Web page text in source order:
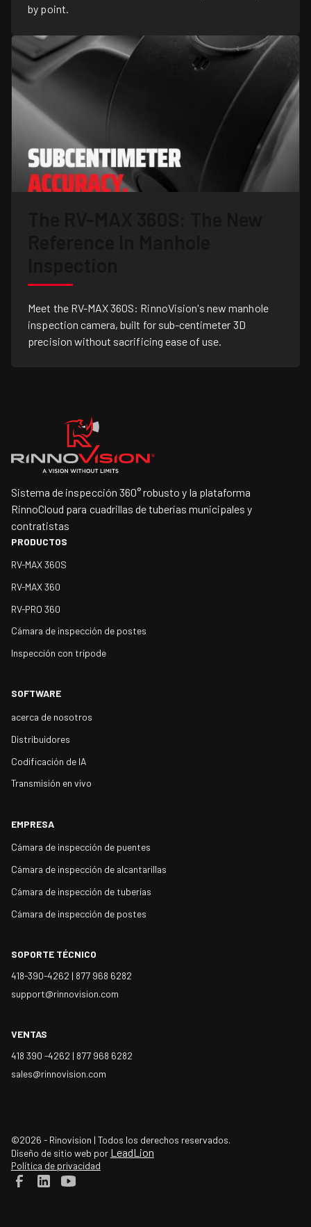
by point.
Meet the RV-MAX 360S: RinnoVision's new manhole
inspection camera, built for sub-centimeter 3D
precision without sacrificing ease of use.
Sistema de inspección 360° robusto y la plataforma
RinnoCloud para cuadrillas de tuberías municipales y
contratistas
PRODUCTOS
RV-MAX 360S
RV-MAX 360
RV-PRO 360
Cámara de inspección de postes
Inspección con trípode
SOFTWARE
acerca de nosotros
Distribuidores
Codificación de IA
Transmisión en vivo
EMPRESA
Cámara de inspección de puentes
Cámara de inspección de alcantarillas
Cámara de inspección de tuberías
Cámara de inspección de postes
SOPORTE TÉCNICO
418-390-4262 | 877 968 6282
support@rinnovision.com
VENTAS
418 390 -4262 | 877 968 6282
sales@rinnovision.com
©2026 - Rinovision | Todos los derechos reservados.
Diseño de sitio web por LeadLion
Política de privacidad